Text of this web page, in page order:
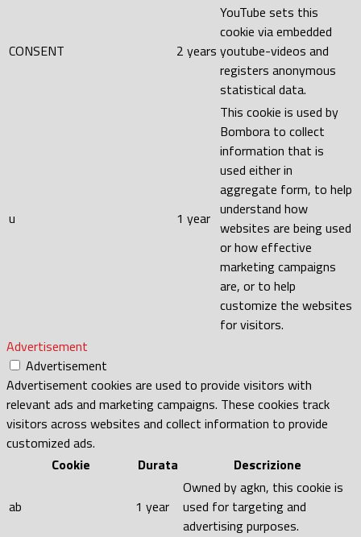
CONSENT 2 years
YouTube sets this
cookie via embedded
youtube-videos and
registers anonymous
statistical data.
u 1 year
This cookie is used by
Bombora to collect
information that is
used either in
aggregate form, to help
understand how
websites are being used
or how effective
marketing campaigns
are, or to help
customize the websites
for visitors.
Advertisement
Advertisement
Advertisement cookies are used to provide visitors with
relevant ads and marketing campaigns. These cookies track
visitors across websites and collect information to provide
customized ads.
Cookie
Durata Descrizione
ab 1 year
Owned by agkn, this cookie is
used for targeting and
advertising purposes.